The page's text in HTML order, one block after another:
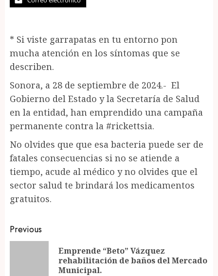
* Si viste garrapatas en tu entorno pon
mucha atención en los síntomas que se
describen.
Sonora, a 28 de septiembre de 2024.- El
Gobierno del Estado y la Secretaría de Salud
en la entidad, han emprendido una campaña
permanente contra la #rickettsia.
No olvides que que esa bacteria puede ser de
fatales consecuencias si no se atiende a
tiempo, acude al médico y no olvides que el
sector salud te brindará los medicamentos
gratuitos.
Post
navigation
Previous
Emprende “Beto” Vázquez
rehabilitación de baños del Mercado
Municipal.